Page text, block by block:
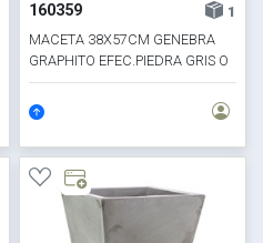
160359
1
MACETA 38X57CM GENEBRA
GRAPHITO EFEC.PIEDRA GRIS O